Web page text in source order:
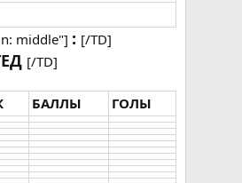
middle"] : [/TD]
[/TD]
БАЛЛЫ ГОЛЫ